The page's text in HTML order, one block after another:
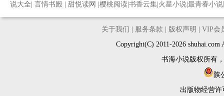
说大全 言情书殿 甜悦读网 樱桃阅读 书香云集 火星小说 最青春小
关于我们 服务条款 版权声明
VIP会
Copyright(C) 2011-2026
书海小说版权所有
陕
出版物经营许